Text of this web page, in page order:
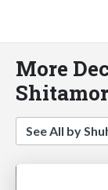
More
See All by